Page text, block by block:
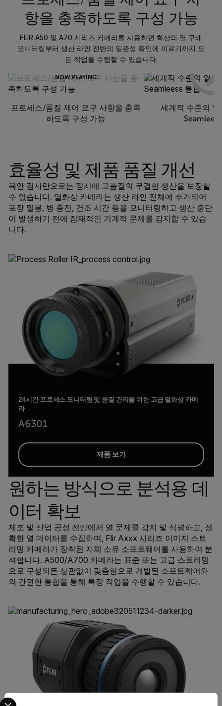
항을 충족하도록 구성 가능
FLIR A50 및 A70 시리즈 카메라를 사용하면 화산의 열 구배
모니터링부터 생산 라인 전반의 일관성 확인에 이르기까지 모
든 작업을 수행할 수 있습니다.
NOW PLAYING
프로세스/품질 제어 요구 사항을 충족
하도록 구성 가능
세계적 수준의
효율성 및 제품 품질 개선
육안 검사만으로는 정시에 고품질의 무결함 생산을 보장할
수 없습니다. 열화상 카메라는 생산 라인 전체에 추가되어
포장 밀봉, 병 충전, 건조 시간 등을 모니터링하고 생산 중단
이 발생하기 전에 잠재적인 기계적 문제를 감지할 수 있습
니다.
24시간 프로세스 모니터링 및 품질 관리를 위한 고급 열화상 카메
라
A6301
제품 보기
원하는 방식으로 분석용 데
이터 확보
제조 및 산업 공정 전반에서 열 문제를 감지 및 식별하고, 정
확한 열 데이터를 수집하며, Flir Axxx 시리즈 이미지 스트
리밍 카메라가 장착된 자체 소유 소프트웨어를 사용하여 분
석합니다. A500/A700 카메라는 표준 또는 고급 스트리밍
으로 구성되든 상관없이 맞춤형으로 개발된 소프트웨어와
의 간편한 통합을 통해 특정 작업을 수행할 수 있습니다.
Select your preferred country and language from the